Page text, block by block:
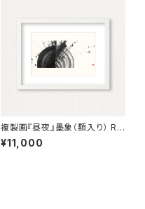
複製画『昼夜』墨象（額入り） Re
production painting「Dau &
Night」（Framed）
¥11,000